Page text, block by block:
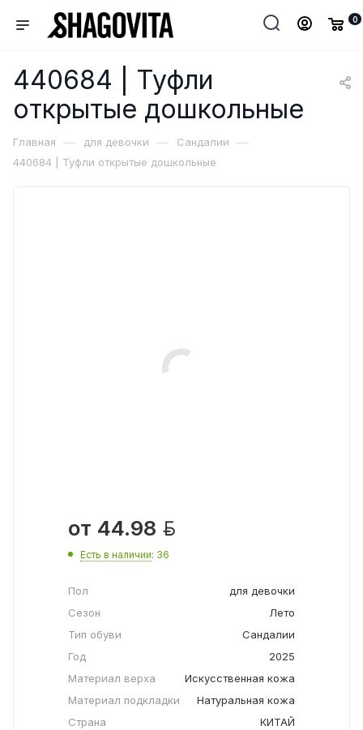
0
440684 | Туфли
открытые дошкольные
Главная — для девочки — Сандалии —
440684 | Туфли открытые дошкольные
от 44.98 
Есть в наличии: 36
Пол
для девочки
Сезон
Лето
Тип обуви
Сандалии
Год
2025
Материал верха
Искусственная кожа
Материал подкладки
Натуральная кожа
Страна
КИТАЙ